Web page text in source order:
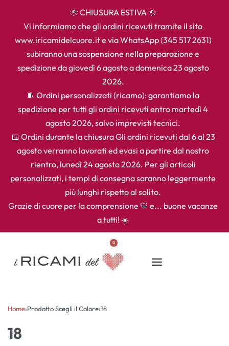
🌞 CHIUSURA ESTIVA 🌞
Vi informiamo che gli ordini ricevuti tramite il sito
www.iricamidelcuore.it e via WhatsApp (345 517 2631)
subiranno una sospensione nella preparazione e
spedizione da giovedì 6 agosto a domenica 23 agosto
2026.
🧵 Ordini personalizzati (ricamo): garantiamo la
spedizione per tutti gli ordini ricevuti entro martedì 4
agosto 2026, salvo imprevisti tecnici.
📅 Ordini durante la chiusura Gli ordini ricevuti dal 6 al 23
agosto verranno lavorati ed evasi a partire dal nostro
rientro, lunedì 24 agosto 2026. Per gli articoli
personalizzati, i tempi di consegna saranno leggermente
più lunghi rispetto al solito.
Grazie di cuore per la comprensione 💛 e... buone vacanze
a tutti! ☀️
0
Home›Prodotto Scegli il Colore›18
18